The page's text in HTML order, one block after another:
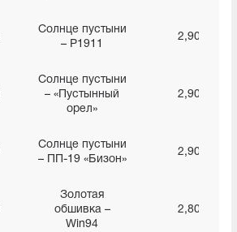
Солнце пустыни
– P1911
2,90%
Солнце пустыни
– «Пустынный
орел»
2,90%
Солнце пустыни
– ПП-19 «Бизон»
2,90%
Золотая
обшивка –
Win94
2,80%